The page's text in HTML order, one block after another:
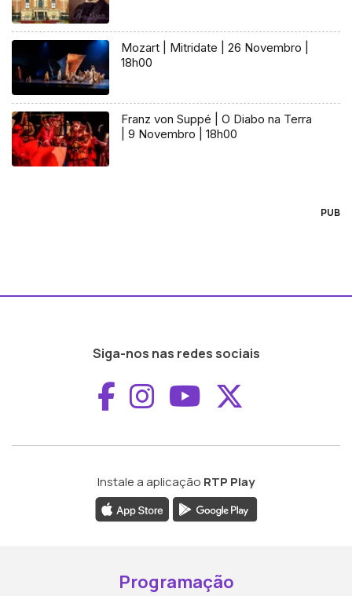
Mozart | Mitridate | 26 Novembro |
18h00
Franz von Suppé | O Diabo na Terra
| 9 Novembro | 18h00
PUB
Siga-nos nas redes sociais
Aceder ao
Aceder ao
Aceder ao
Instale a aplicação RTP Play
Programação